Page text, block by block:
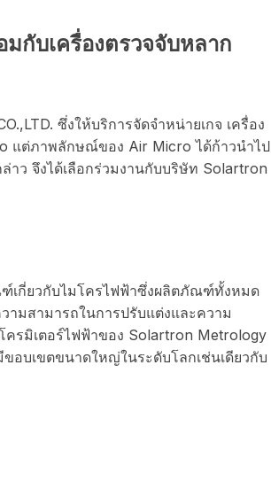
กับเครื่องตรวจจับหลาก
ซึ่งให้บริการจัดจำหน่ายเกจ เครื่อง
แต่ภาพลักษณ์ของ Air Micro ได้ก้าวนำไป
ว จึงได้เลือกร่วมงานกับบริษัท Solartron
เกี่ยวกับไมโครไฟฟ้าซึ่งผลิตภัณฑ์ทั้งหมด
มสามารถในการปรับแต่งและความ
รมิเตอร์ไฟฟ้าของ Solartron Metrology
อบเขตขนาดใหญ่ในระดับโลกเช่นเดียวกับ